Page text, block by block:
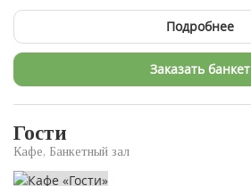
Подробнее
Заказать банкет
Гости
Кафе, Банкетный зал